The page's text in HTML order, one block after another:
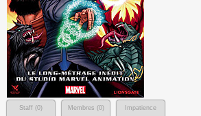
Staff (0) Membres (0)
Impatience